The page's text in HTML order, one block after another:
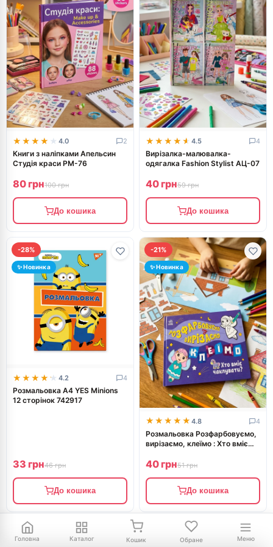
★★★★★
★★★★★ 4.0 2
Книги з наліпками Апельсин
Студія краси РМ-76
80 грн100 грн
До кошика
★★★★★
★★★★★ 4.5 4
Вирізалка-малювалка-
одягалка Fashion Stylist АЦ-07
40 грн59 грн
До кошика
-28%
✨ Новинка
★★★★★
★★★★★ 4.2 4
Розмальовка А4 YES Minions
12 сторінок 742917
33 грн46 грн
До кошика
-21%
✨ Новинка
★★★★★
★★★★★ 4.8 4
Розмальовка Розфарбовуємо,
вирізаємо, клеїмо : Хто вміє
40 грн51 грн
До кошика
-30%
Головна Каталог Кошик Обране Меню